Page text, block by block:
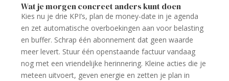
Wat je morgen concreet anders kunt doen
Kies nu je drie KPI’s, plan de money-date in je agenda
en zet automatische overboekingen aan voor belasting
en buffer. Schrap één abonnement dat geen waarde
meer levert. Stuur één openstaande factuur vandaag
nog met een vriendelijke herinnering. Kleine acties die je
meteen uitvoert, geven energie en zetten je plan in